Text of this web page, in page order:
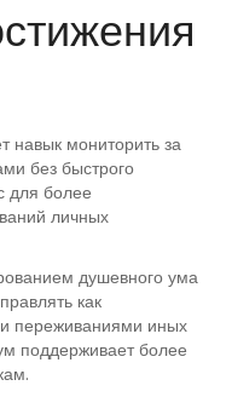
навык мониторить за
без быстрого
для более
личных
душевного ума
как
переживаниями иных
поддерживает более